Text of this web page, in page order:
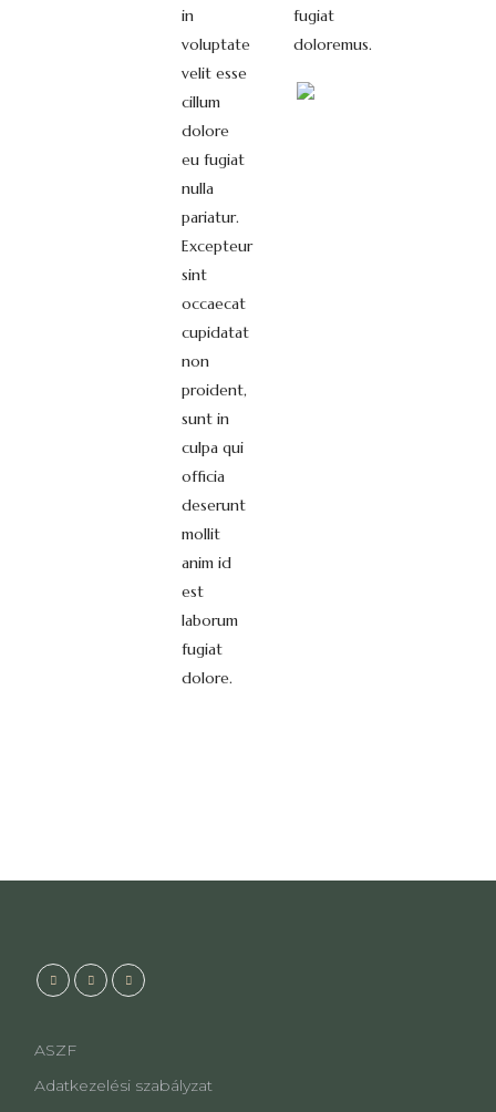
in
voluptate
velit esse
cillum
dolore
eu fugiat
nulla
pariatur.
Excepteur
sint
occaecat
cupidatat
non
proident,
sunt in
culpa qui
officia
deserunt
mollit
anim id
est
laborum
fugiat
dolore.
fugiat
doloremus.
ASZF
Adatkezelési szabályzat